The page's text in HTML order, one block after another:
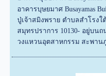
อาคารบุษยมาศ Busayamas
ปู่เจ้าสมิงพราย ตำบลสำโรงใ
สมุทรปราการ 10130- อยู่บน
วงแหวนอุตสาหกรรม สะพาน